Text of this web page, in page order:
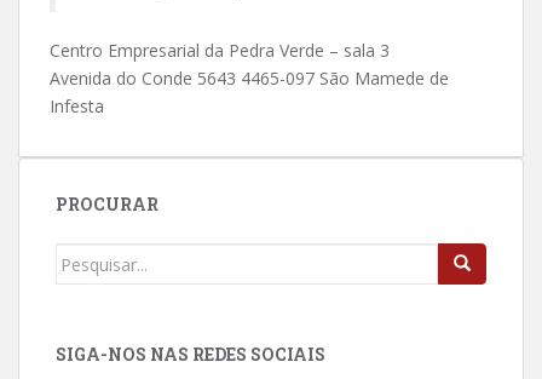
Centro Empresarial da Pedra Verde – sala 3
Avenida do Conde 5643 4465-097 São Mamede de
Infesta
PROCURAR
Procurar
SIGA-NOS NAS REDES SOCIAIS